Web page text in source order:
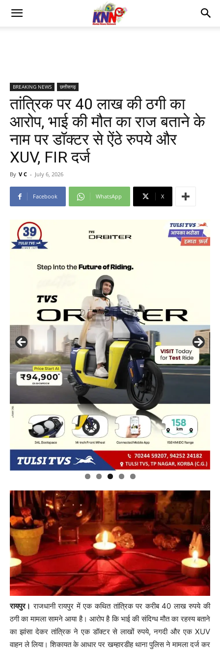
BREAKING NEWS छत्तीसगढ़
तांत्रिक पर 40 लाख की ठगी का
आरोप, भाई की मौत का राज बताने के
नाम पर डॉक्टर से ऐंठे रुपये और
XUV, FIR दर्ज
By V C - July 6, 2026
Facebook WhatsApp X
रायपुर। राजधानी रायपुर में एक कथित तांत्रिक पर करीब 40 लाख रुपये की
ठगी का मामला सामने आया है। आरोप है कि भाई की संदिग्ध मौत का रहस्य बताने
का झांसा देकर तांत्रिक ने एक डॉक्टर से लाखों रुपये, नगदी और एक XUV
वाहन ले लिया। शिकायत के आधार पर खम्हारडीह थाना पुलिस ने मामला दर्ज कर